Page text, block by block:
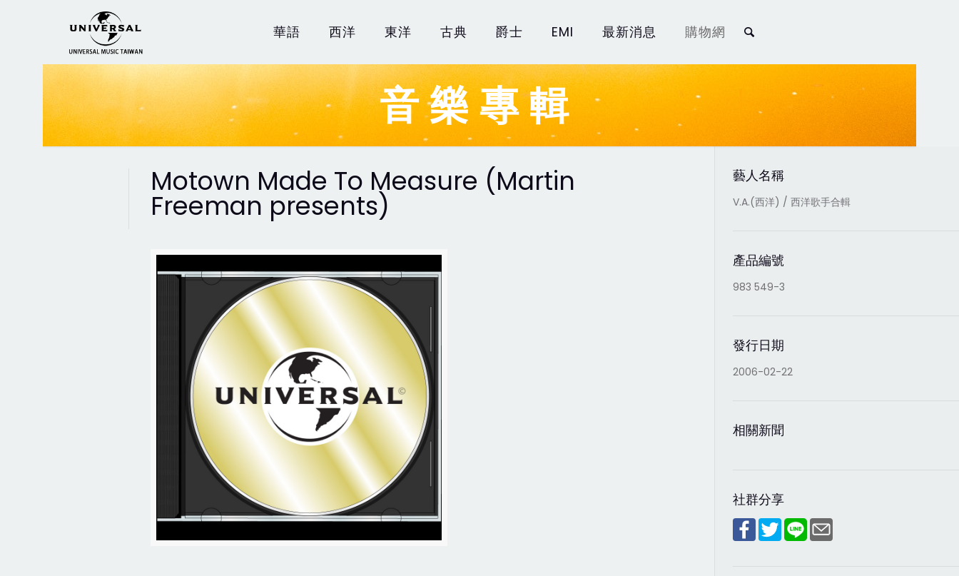
華語 西洋 東洋 古典 爵士 EMI 最新消息 購物網
音樂專輯
Motown Made To Measure (Martin
Freeman presents)
藝人名稱
V.A.(西洋) / 西洋歌手合輯
產品編號
983 549-3
發行日期
2006-02-22
相關新聞
社群分享